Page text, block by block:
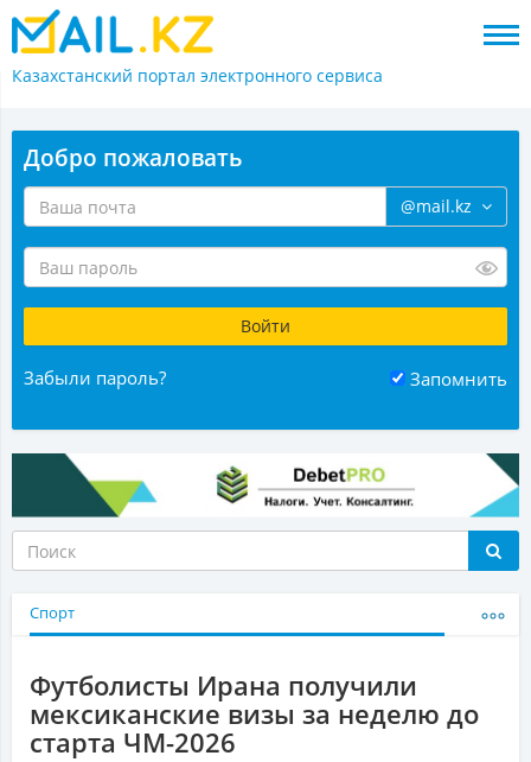
Казахстанский портал электронного сервиса
Добро пожаловать
@mail.kz
Забыли пароль? Запомнить
Спорт
Футболисты Ирана получили
мексиканские визы за неделю до
старта ЧМ-2026